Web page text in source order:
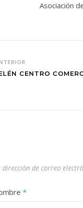
Asociación
CENTRO
dirección de correo
*